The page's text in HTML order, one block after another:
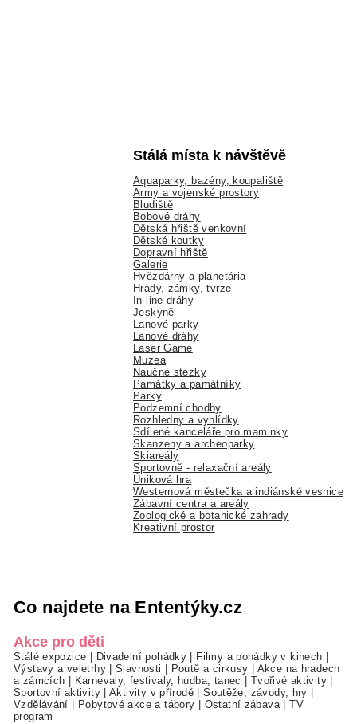
Stálá místa k návštěvě
Aquaparky, bazény, koupaliště
Army a vojenské prostory
Bludiště
Bobové dráhy
Dětská hřiště venkovní
Dětské koutky
Dopravní hřiště
Galerie
Hvězdárny a planetária
Hrady, zámky, tvrze
In-line dráhy
Jeskyně
Lanové parky
Lanové dráhy
Laser Game
Muzea
Naučné stezky
Památky a památníky
Parky
Podzemní chodby
Rozhledny a vyhlídky
Sdílené kanceláře pro maminky
Skanzeny a archeoparky
Skiareály
Sportovně - relaxační areály
Úniková hra
Westernová městečka a indiánské vesnice
Zábavní centra a areály
Zoologické a botanické zahrady
Kreativní prostor
Co najdete na Ententýky.cz
Akce pro děti
Stálé expozice Divadelní pohádky Filmy a pohádky v kinech
Výstavy a veletrhy|Slavnosti Poutě a cirkusy
Akce na hradech
a zámcích
Karnevaly, festivaly, hudba, tanec Tvořivé aktivity
Sportovní aktivity|Aktivity v přírodě |Soutěže, závody, hry
Vzdělávání
Pobytové akce a tábory Ostatní zábava|TV
program